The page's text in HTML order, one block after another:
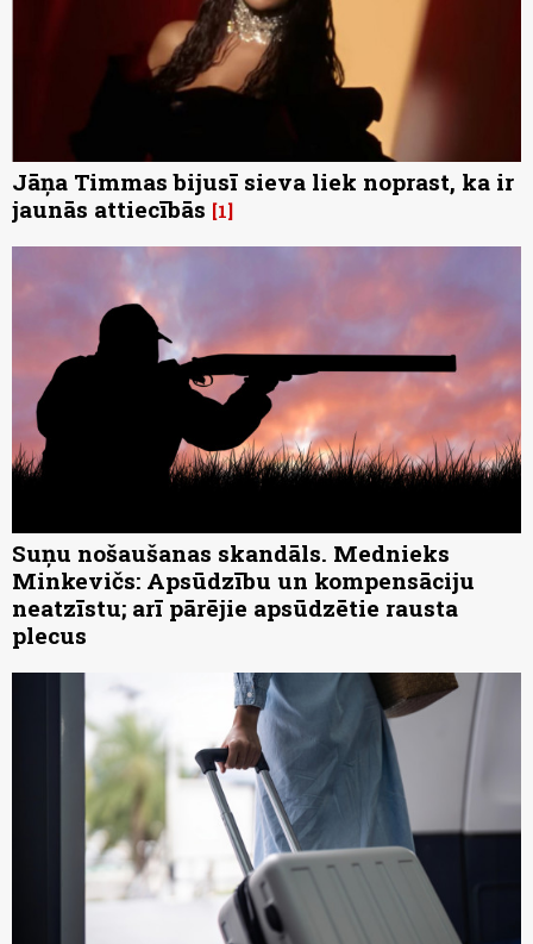
Jāņa Timmas bijusī sieva liek noprast, ka ir
jaunās attiecībās 1
Suņu nošaušanas skandāls. Mednieks
Minkevičs: Apsūdzību un kompensāciju
neatzīstu; arī pārējie apsūdzētie rausta
plecus